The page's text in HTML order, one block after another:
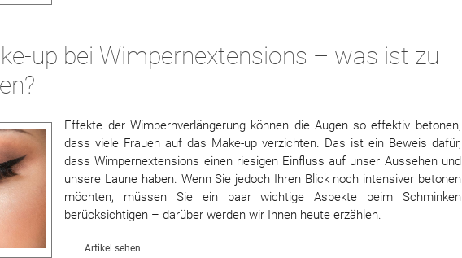
up bei Wimpernextensions – was ist zu
Effekte der Wimpernverlängerung können die Augen so effektiv betonen,
dass viele Frauen auf das Make-up verzichten. Das ist ein Beweis dafür,
dass Wimpernextensions einen riesigen Einfluss auf unser Aussehen und
unsere Laune haben. Wenn Sie jedoch Ihren Blick noch intensiver betonen
möchten, müssen Sie ein paar wichtige Aspekte beim Schminken
berücksichtigen – darüber werden wir Ihnen heute erzählen.
Artikel sehen